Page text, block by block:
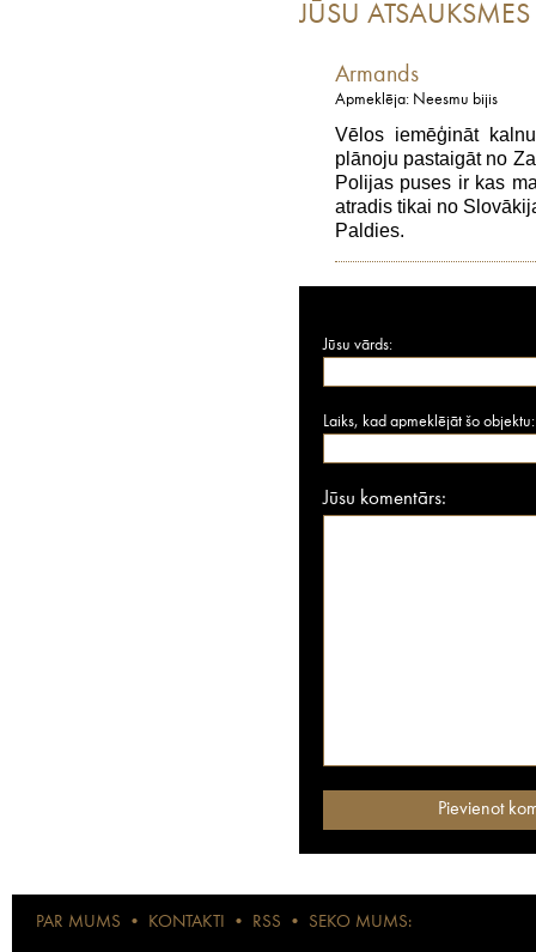
JŪSU ATSAUKSMES
Armands
Apmeklēja: Neesmu bijis
Vēlos iemēģināt
plānoju pastaigāt no
Polijas puses ir kas
atradis tikai no
Paldies.
Jūsu vārds:
Laiks, kad apmeklējāt šo objektu:
Jūsu komentārs:
PAR MUMS • KONTAKTI • RSS • SEKO MUMS: